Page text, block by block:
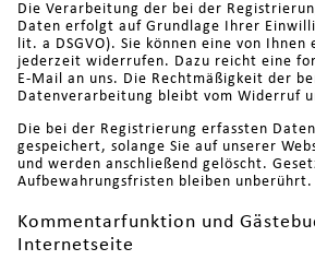
Die Verarbeitung der bei der
Daten erfolgt auf Grundlage Ihrer
lit. a DSGVO). Sie können eine von
jederzeit widerrufen. Dazu reicht eine
E-Mail an uns. Die Rechtmäßigkeit der
Datenverarbeitung bleibt vom Widerruf
Die bei der Registrierung erfassten
gespeichert, solange Sie auf unserer
und werden anschließend gelöscht.
Aufbewahrungsfristen bleiben unberührt.
Kommentarfunktion und
Internetseite